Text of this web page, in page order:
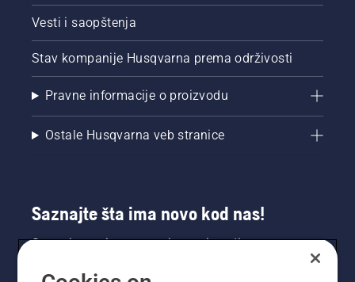
lanac
blizu
stabla.
Ako na
ima ulja,
sistem
za
podmazivanje
Vesti i saopštenja
Stav kompanije Husqvarna prema održivosti
Pravne informacije o proizvodu
Ostale Husqvarna veb stranice
Saznajte šta ima novo kod nas!
Saznajte prvi sve o novim proizvodima,